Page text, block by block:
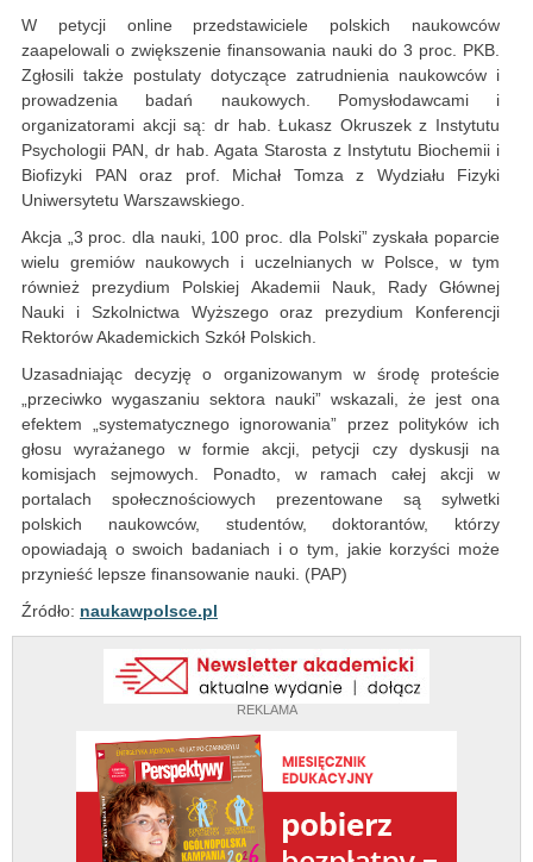
REKLAMA
W petycji online przedstawiciele polskich naukowców
zaapelowali o zwiększenie finansowania nauki do 3 proc. PKB.
Zgłosili także postulaty dotyczące zatrudnienia naukowców i
prowadzenia badań naukowych. Pomysłodawcami i
organizatorami akcji są: dr hab. Łukasz Okruszek z Instytutu
Psychologii PAN, dr hab. Agata Starosta z Instytutu Biochemii i
Biofizyki PAN oraz prof. Michał Tomza z Wydziału Fizyki
Uniwersytetu Warszawskiego.
Akcja „3 proc. dla nauki, 100 proc. dla Polski” zyskała poparcie
wielu gremiów naukowych i uczelnianych w Polsce, w tym
również prezydium Polskiej Akademii Nauk, Rady Głównej
Nauki i Szkolnictwa Wyższego oraz prezydium Konferencji
Rektorów Akademickich Szkół Polskich.
Uzasadniając decyzję o organizowanym w środę proteście
„przeciwko wygaszaniu sektora nauki” wskazali, że jest ona
efektem „systematycznego ignorowania” przez polityków ich
głosu wyrażanego w formie akcji, petycji czy dyskusji na
komisjach sejmowych. Ponadto, w ramach całej akcji w
portalach społecznościowych prezentowane są sylwetki
polskich naukowców, studentów, doktorantów, którzy
opowiadają o swoich badaniach i o tym, jakie korzyści może
przynieść lepsze finansowanie nauki. (PAP)
Źródło: naukawpolsce.pl